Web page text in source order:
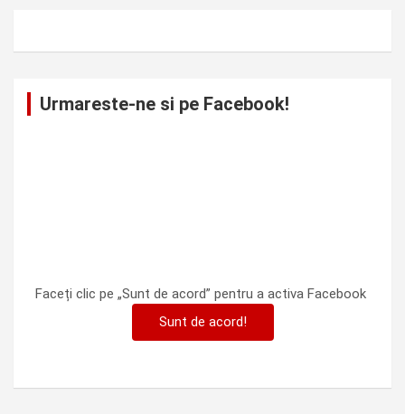
Urmareste-ne si pe Facebook!
Faceți clic pe „Sunt de acord” pentru a activa Facebook
Sunt de acord!